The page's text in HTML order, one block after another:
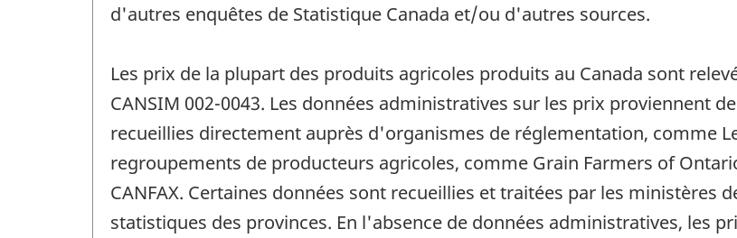
d'autres enquêtes de Statistique Canada et/ou d'autres sources.
Les prix de la plupart des produits agricoles produits au Canada sont
CANSIM 002-0043. Les données administratives sur les prix proviennent
recueillies directement auprès d'organismes de réglementation, comme
regroupements de producteurs agricoles, comme Grain Farmers of
CANFAX. Certaines données sont recueillies et traitées par les ministères
statistiques des provinces. En l'absence de données administratives, les